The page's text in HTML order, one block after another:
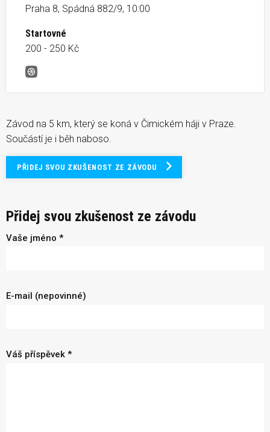
Praha 8, Spádná 882/9, 10:00
Startovné
200 - 250 Kč
Běžte do Háje, charitativní běh Čimickým hájem
Závod na 5 km, který se koná v Čimickém háji v Praze.
Součástí je i běh naboso.
PŘIDEJ SVOU ZKUŠENOST ZE ZÁVODU
Přidej svou zkušenost ze závodu
Vaše jméno *
E-mail (nepovinné)
Váš příspěvek *